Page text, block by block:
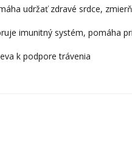
udržať zdravé srdce,
imunitný systém, pomáha
k podpore trávenia